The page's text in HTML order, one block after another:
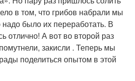
в том, что грибов набрали мы
было их переработать. В
отлично! А вот во второй раз
закисли . Теперь мы
поделиться опытом в этой